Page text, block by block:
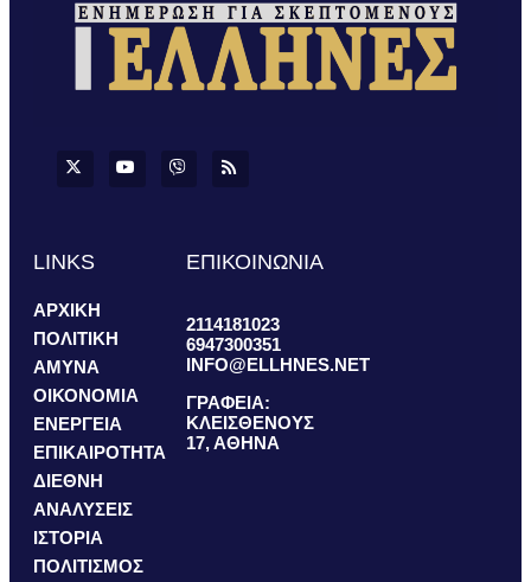
LINKS
ΑΡΧΙΚΗ
ΠΟΛΙΤΙΚΗ
ΑΜΥΝΑ
ΟΙΚΟΝΟΜΙΑ
ΕΝΕΡΓΕΙΑ
ΕΠΙΚΑΙΡΟΤΗΤΑ
ΔΙΕΘΝΗ
ΑΝΑΛΥΣΕΙΣ
ΙΣΤΟΡΙΑ
ΠΟΛΙΤΙΣΜΟΣ
ΕΠΙΚΟΙΝΩΝΙΑ
2114181023
6947300351
INFO@ELLHNES.NET
ΓΡΑΦΕΙΑ:
ΚΛΕΙΣΘΕΝΟΥΣ
17, ΑΘΗΝΑ